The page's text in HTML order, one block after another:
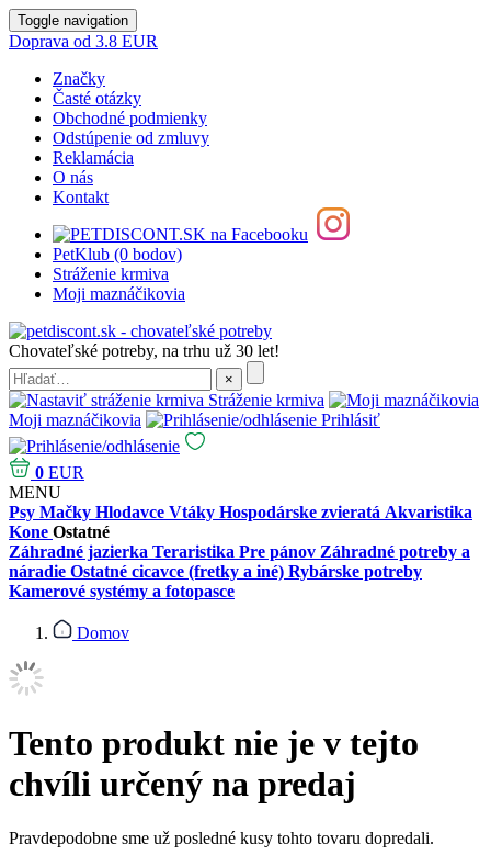
Toggle navigation
Doprava od 3.8 EUR
Značky
Časté otázky
Obchodné podmienky
Odstúpenie od zmluvy
Reklamácia
O nás
Kontakt
PetKlub (0 bodov)
Stráženie krmiva
Moji maznáčikovia
Chovateľské potreby, na trhu už 30 let!
Stráženie krmiva
Moji maznáčikovia
Prihlásiť
0 EUR
MENU
Psy Mačky Hlodavce Vtáky Hospodárske zvieratá Akvaristika
Kone Ostatné
Záhradné jazierka Teraristika Pre pánov Záhradné potreby a
náradie Ostatné cicavce (fretky a iné) Rybárske potreby
Kamerové systémy a fotopasce
Domov
Tento produkt nie je v tejto
chvíli určený na predaj
Pravdepodobne sme už posledné kusy tohto tovaru dopredali.